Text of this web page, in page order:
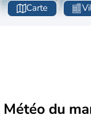
Carte
Météo du